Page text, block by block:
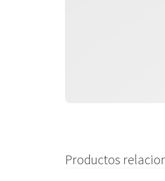
Productos